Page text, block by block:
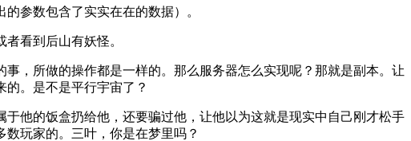
参数包含了实实在在的数据）。
看到后山有妖怪。
，所做的操作都是一样的。那么服务器怎么实现呢？那就是副本。让
。是不是平行宇宙了？
他的饭盒扔给他，还要骗过他，让他以为这就是现实中自己刚才松手
玩家的。三叶，你是在梦里吗？